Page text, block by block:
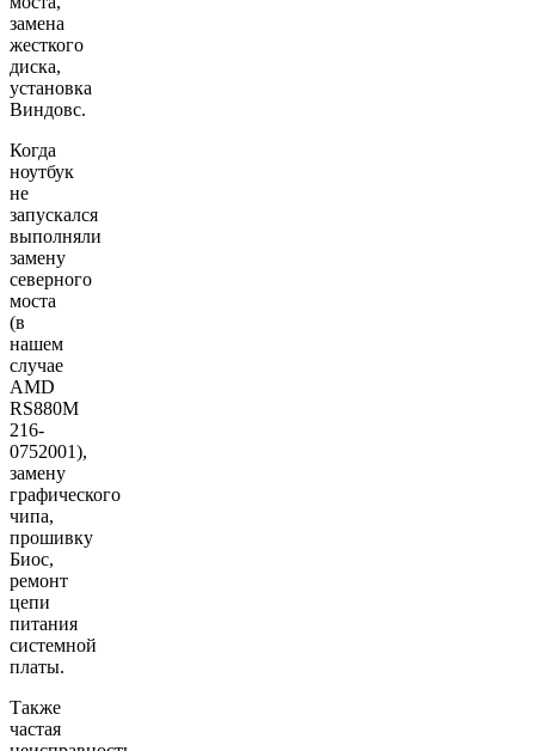
замена
жесткого
диска,
установка
Виндовс.
Когда
ноутбук
не
запускался
выполняли
замену
северного
моста
(в
нашем
случае
AMD
RS880M
216-
0752001),
замену
графического
чипа,
прошивку
Биос,
ремонт
цепи
питания
системной
платы.
Также
частая